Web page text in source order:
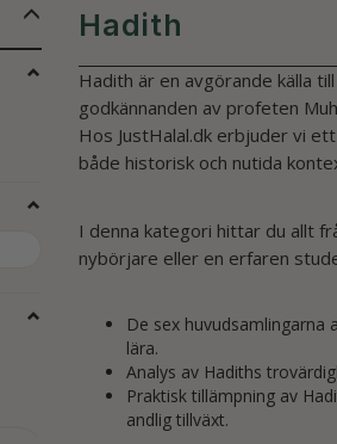
BYT
FILTRET
Hadith
Hadith är en avgörande källa
godkännanden av profeten
Hos JustHalal.dk erbjuder vi
både historisk och nutida
I denna kategori hittar du allt
nybörjare eller en erfaren
De sex huvudsamlingarna
lära.
Analys av Hadiths
Praktisk tillämpning av
andlig tillväxt.